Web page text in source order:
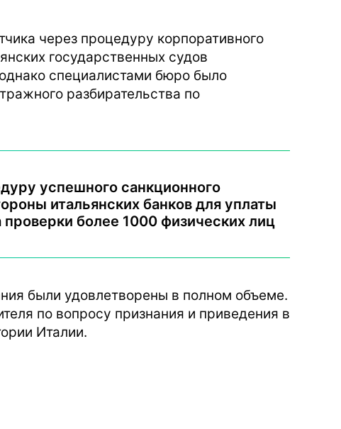
через процедуру корпоративного
государственных судов
специалистами бюро было
разбирательства по
успешного санкционного
итальянских банков для уплаты
более 1000 физических лиц
были удовлетворены в полном объеме.
по вопросу признания и приведения в
Италии.